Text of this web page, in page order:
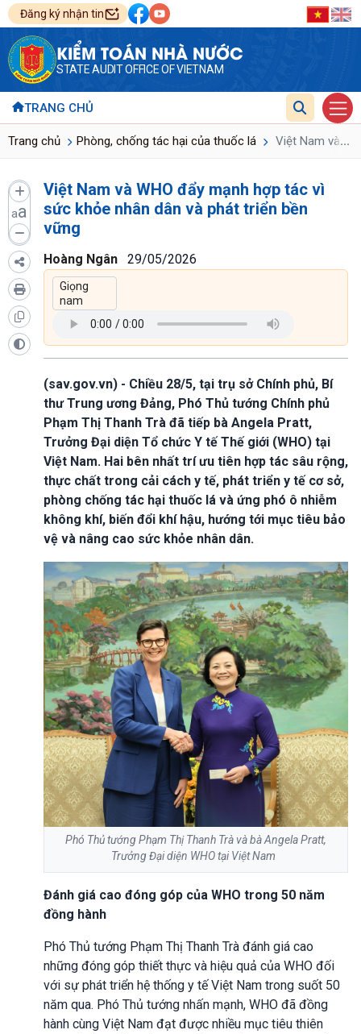
Đăng ký nhận tin
KIỂM TOÁN NHÀ NƯỚC
STATE AUDIT OFFICE OF VIETNAM
TRANG CHỦ
Trang chủ Phòng, chống tác hại của thuốc lá Việt Nam và...
aa
Việt Nam và WHO đẩy mạnh hợp tác vì
sức khỏe nhân dân và phát triển bền
vững
Hoàng Ngân 29/05/2026
(sav.gov.vn) - Chiều 28/5, tại trụ sở Chính phủ, Bí
thư Trung ương Đảng, Phó Thủ tướng Chính phủ
Phạm Thị Thanh Trà đã tiếp bà Angela Pratt,
Trưởng Đại diện Tổ chức Y tế Thế giới (WHO) tại
Việt Nam. Hai bên nhất trí ưu tiên hợp tác sâu rộng,
thực chất trong cải cách y tế, phát triển y tế cơ sở,
phòng chống tác hại thuốc lá và ứng phó ô nhiễm
không khí, biến đổi khí hậu, hướng tới mục tiêu bảo
vệ và nâng cao sức khỏe nhân dân.
Phó Thủ tướng Phạm Thị Thanh Trà và bà Angela Pratt,
Trưởng Đại diện WHO tại Việt Nam
Đánh giá cao đóng góp của WHO trong 50 năm
đồng hành
Phó Thủ tướng Phạm Thị Thanh Trà đánh giá cao
những đóng góp thiết thực và hiệu quả của WHO đối
với sự phát triển hệ thống y tế Việt Nam trong suốt 50
năm qua. Phó Thủ tướng nhấn mạnh, WHO đã đồng
hành cùng Việt Nam đạt được nhiều mục tiêu thiên